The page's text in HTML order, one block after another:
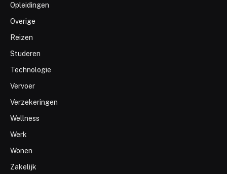
Opleidingen
Overige
Reizen
Studeren
Technologie
Vervoer
Verzekeringen
Wellness
Werk
Wonen
Zakelijk